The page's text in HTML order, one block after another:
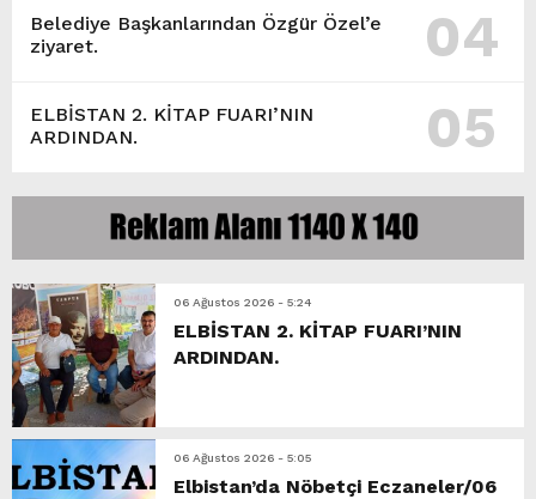
Belediye Başkanlarından Özgür Özel’e
ziyaret.
04
ELBİSTAN 2. KİTAP FUARI’NIN
ARDINDAN.
05
06 Ağustos 2026 - 5:24
ELBİSTAN 2. KİTAP FUARI’NIN
ARDINDAN.
06 Ağustos 2026 - 5:05
Elbistan’da Nöbetçi Eczaneler/06